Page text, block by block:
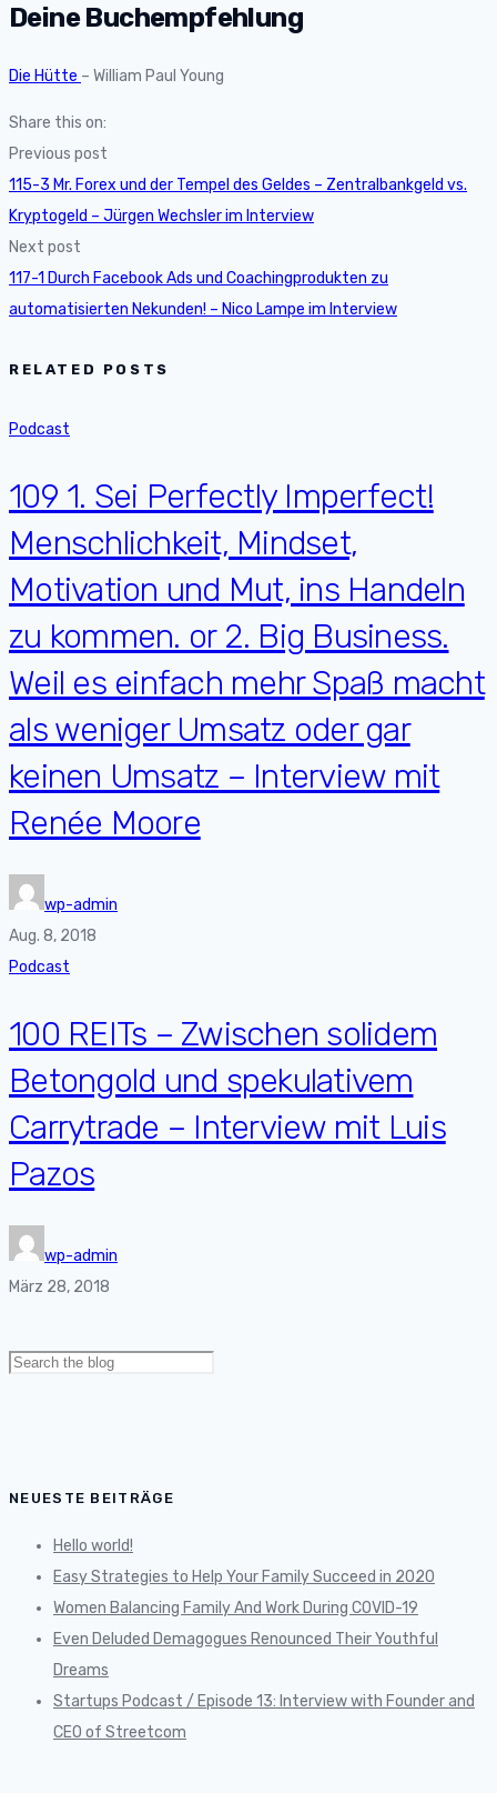
Deine Buchempfehlung
Die Hütte – William Paul Young
Share this on:
Previous post
115-3 Mr. Forex und der Tempel des Geldes – Zentralbankgeld vs.
Kryptogeld – Jürgen Wechsler im Interview
Next post
117-1 Durch Facebook Ads und Coachingprodukten zu
automatisierten Nekunden! – Nico Lampe im Interview
RELATED POSTS
Podcast
109 1. Sei Perfectly Imperfect!
Menschlichkeit, Mindset,
Motivation und Mut, ins Handeln
zu kommen. or 2. Big Business.
Weil es einfach mehr Spaß macht
als weniger Umsatz oder gar
keinen Umsatz – Interview mit
Renée Moore
wp-admin
Aug. 8, 2018
Podcast
100 REITs – Zwischen solidem
Betongold und spekulativem
Carrytrade – Interview mit Luis
Pazos
wp-admin
März 28, 2018
Search
NEUESTE BEITRÄGE
Hello world!
Easy Strategies to Help Your Family Succeed in 2020
Women Balancing Family And Work During COVID-19
Even Deluded Demagogues Renounced Their Youthful
Dreams
Startups Podcast / Episode 13: Interview with Founder and
CEO of Streetcom